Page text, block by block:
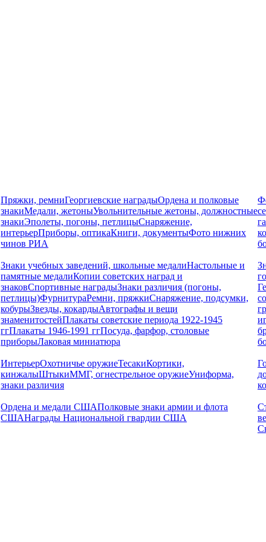
Пряжки, ремниГеоргиевские наградыОрдена и полковые
знакиМедали, жетоныУвольнительные жетоны, должностные
знакиЭполеты, погоны, петлицыСнаряжение,
интерьерПриборы, оптикаКниги, документыФото нижних
чинов РИА
Знаки учебных заведений, школьные медалиНастольные и
памятные медалиКопии советских наград и
знаковСпортивные наградыЗнаки различия (погоны,
петлицы)ФурнитураРемни, пряжкиСнаряжение, подсумки,
кобурыЗвезды, кокардыАвтографы и вещи
знаменитостейПлакаты советские периода 1922-1945
ггПлакаты 1946-1991 ггПосуда, фарфор, столовые
приборыЛаковая миниатюра
ИнтерьерОхотничье оружиеТесакиКортики,
кинжалыШтыкиММГ, огнестрельное оружиеУниформа,
знаки различия
Ордена и медали СШАПолковые знаки армии и флота
СШАНаграды Национальной гвардии США